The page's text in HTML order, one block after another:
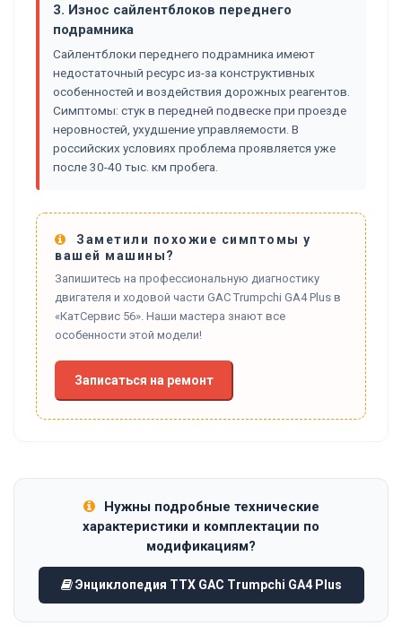
3. Износ сайлентблоков переднего
подрамника
Сайлентблоки переднего подрамника имеют
недостаточный ресурс из-за конструктивных
особенностей и воздействия дорожных реагентов.
Симптомы: стук в передней подвеске при проезде
неровностей, ухудшение управляемости. В
российских условиях проблема проявляется уже
после 30-40 тыс. км пробега.
Заметили похожие симптомы у
вашей машины?
Запишитесь на профессиональную диагностику
двигателя и ходовой части GAC Trumpchi GA4 Plus в
«КатСервис 56». Наши мастера знают все
особенности этой модели!
Записаться на ремонт
Нужны подробные технические
характеристики и комплектации по
модификациям?
Энциклопедия ТТХ GAC Trumpchi GA4 Plus